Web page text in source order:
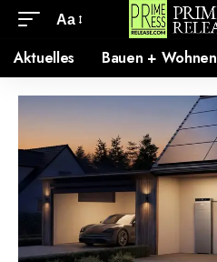
Aa
Aktuelles Bauen + Wohnen